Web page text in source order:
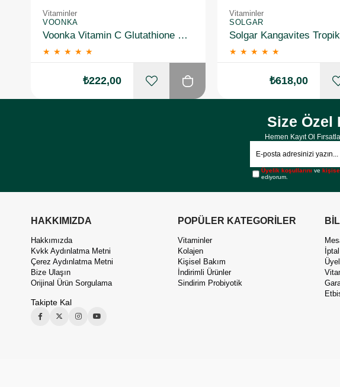
Vitaminler
VOONKA
Voonka Vitamin C Glutathione Complex Efervesan 15 Tablet
★ ★ ★ ★ ★
₺222,00
Vitaminler
SOLGAR
★ ★ ★ ★ ★
₺618,00
Size Özel
Hemen Kayıt Ol
Üyelik koşullarını ve
ediyorum.
HAKKIMIZDA
Hakkımızda
Kvkk Aydınlatma Metni
Çerez Aydınlatma Metni
Bize Ulaşın
Orijinal Ürün Sorgulama
Takipte Kal
POPÜLER KATEGORİLER
Vitaminler
Kolajen
Kişisel Bakım
İndirimli Ürünler
Sindirim Probiyotik